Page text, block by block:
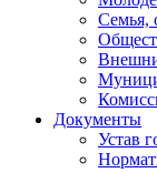
Семья,
Документы
Устав